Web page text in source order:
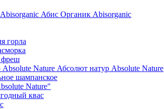
Абис Органик Abisorganic
горла
Абсолют натур Absolute Nature
шампанское
Nature"
квас